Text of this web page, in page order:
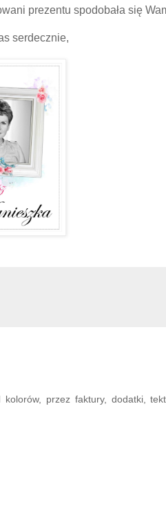
prezentu spodobała się
serdecznie,
przez faktury, dodatki,